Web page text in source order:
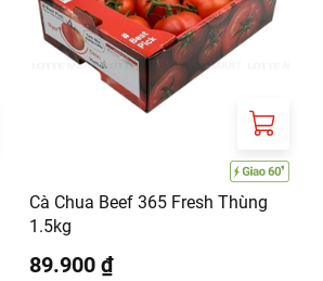
Cà Chua Beef 365 Fresh Thùng
1.5kg
89.900 ₫